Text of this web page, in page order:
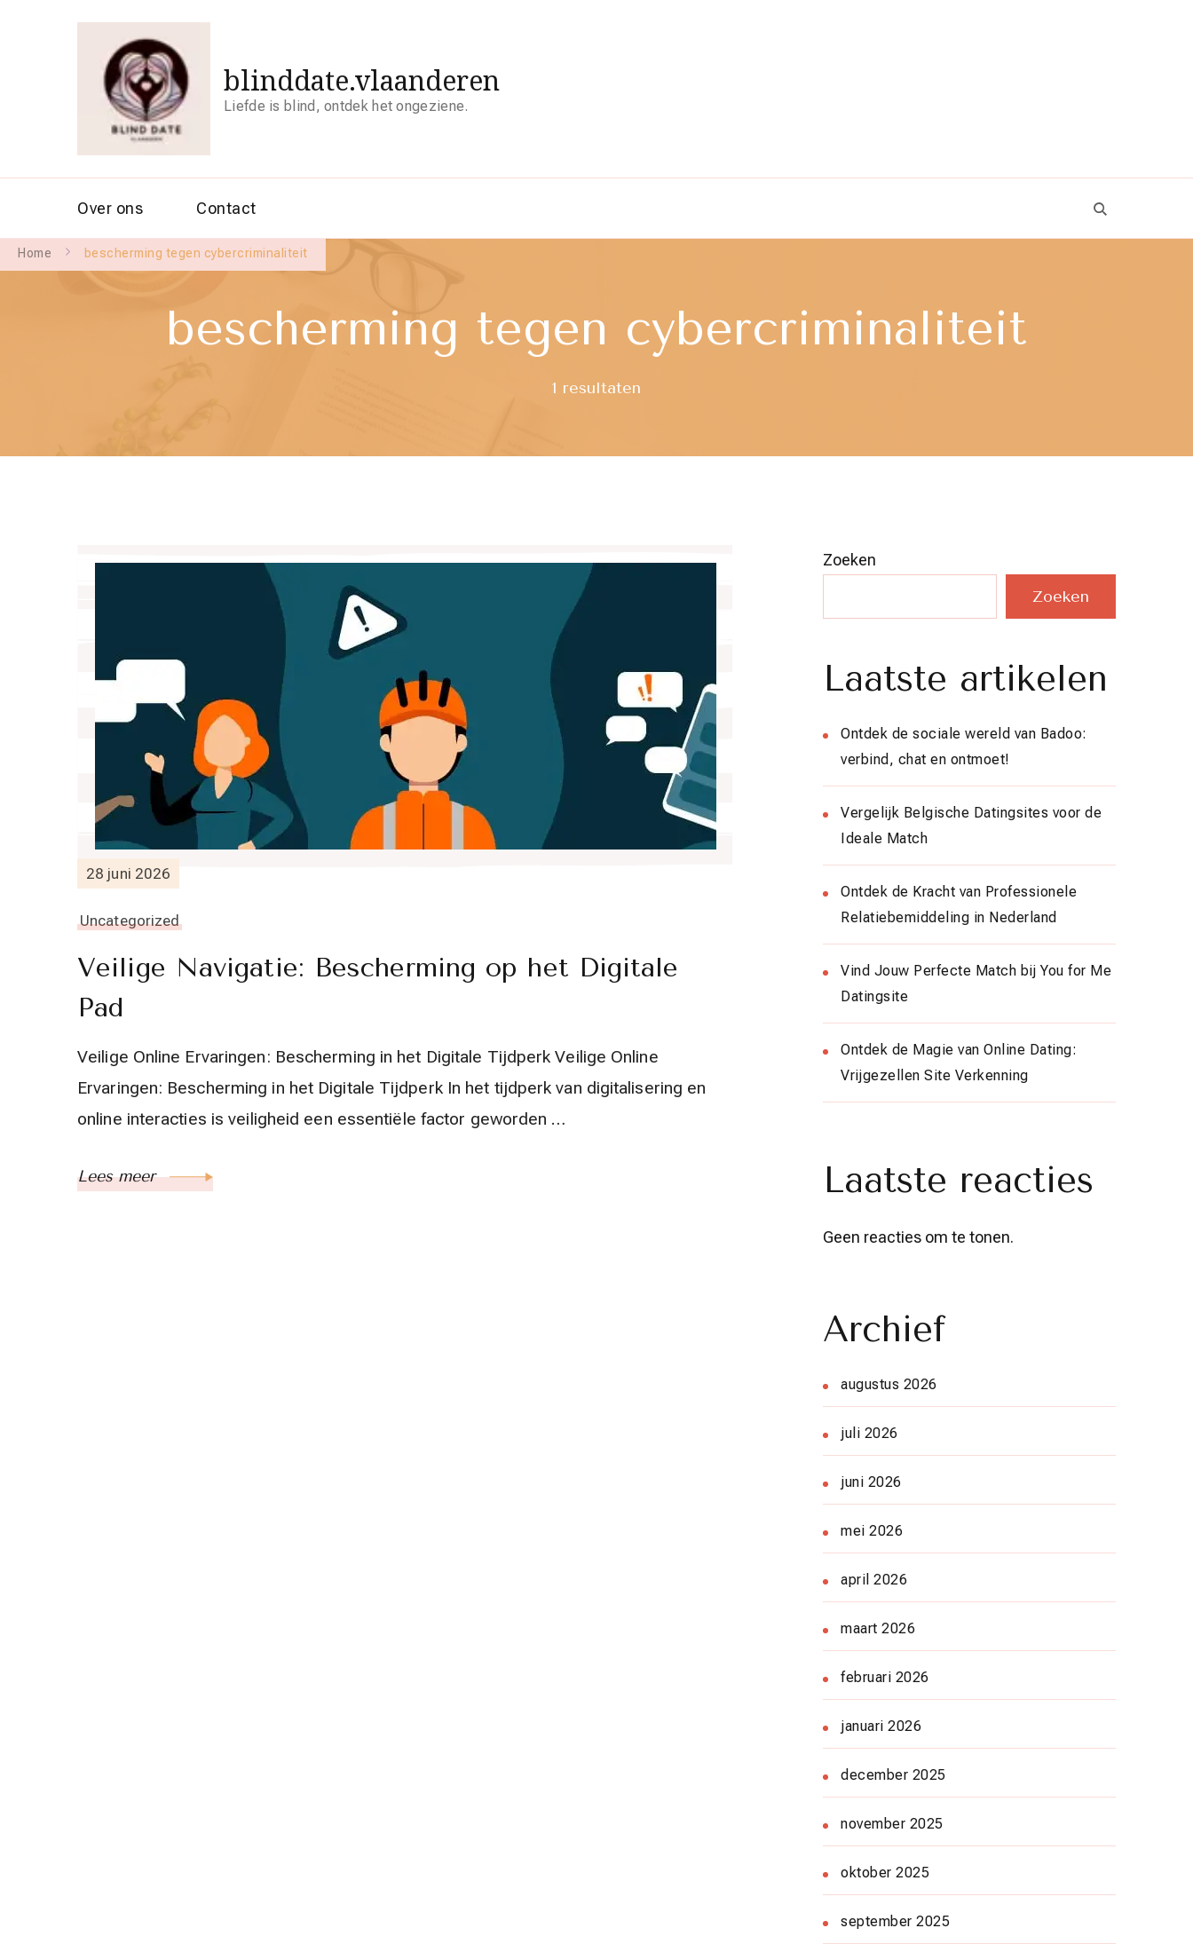
blinddate.vlaanderen
Liefde is blind, ontdek het ongeziene.
Over ons Contact
Home bescherming tegen cybercriminaliteit
bescherming tegen cybercriminaliteit
1 resultaten
28 juni 2026
Uncategorized
Veilige Navigatie: Bescherming op het Digitale
Pad
Veilige Online Ervaringen: Bescherming in het Digitale Tijdperk Veilige Online
Ervaringen: Bescherming in het Digitale Tijdperk In het tijdperk van digitalisering en
online interacties is veiligheid een essentiële factor geworden …
Lees meer
Zoeken
Zoeken
Laatste artikelen
Ontdek de sociale wereld van Badoo:
verbind, chat en ontmoet!
Vergelijk Belgische Datingsites voor de
Ideale Match
Ontdek de Kracht van Professionele
Relatiebemiddeling in Nederland
Vind Jouw Perfecte Match bij You for Me
Datingsite
Ontdek de Magie van Online Dating:
Vrijgezellen Site Verkenning
Laatste reacties
Geen reacties om te tonen.
Archief
augustus 2026
juli 2026
juni 2026
mei 2026
april 2026
maart 2026
februari 2026
januari 2026
december 2025
november 2025
oktober 2025
september 2025